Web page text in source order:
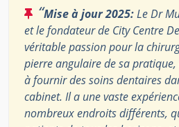
“Mise à jour 2025:Le Dr
et le fondateur de City Centre
véritable passion pour la
pierre angulaire de sa
à fournir des soins dentaires
cabinet. Il a une vaste
nombreux endroits différents,